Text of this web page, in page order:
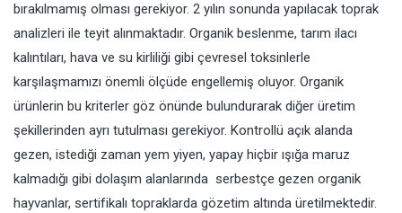
bırakılmamış olması gerekiyor. 2 yılın sonunda yapılacak toprak
analizleri ile teyit alınmaktadır. Organik beslenme, tarım ilacı
kalıntıları, hava ve su kirliliği gibi çevresel toksinlerle
karşılaşmamızı önemli ölçüde engellemiş oluyor. Organik
ürünlerin bu kriterler göz önünde bulundurarak diğer üretim
şekillerinden ayrı tutulması gerekiyor. Kontrollü açık alanda
gezen, istediği zaman yem yiyen, yapay hiçbir ışığa maruz
kalmadığı gibi dolaşım alanlarında serbestçe gezen organik
hayvanlar, sertifikalı topraklarda gözetim altında üretilmektedir.